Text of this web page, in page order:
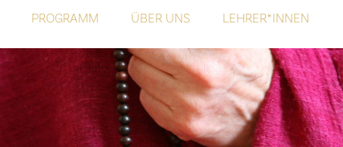
PROGRAMM ÜBER UNS LEHRER*INNEN